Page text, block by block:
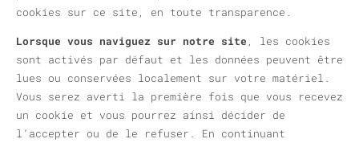
cookies sur ce site, en toute transparence.
Lorsque vous naviguez sur notre site, les cookies
sont activés par défaut et les données peuvent être
lues ou conservées localement sur votre matériel.
Vous serez averti la première fois que vous recevez
un cookie et vous pourrez ainsi décider de
l’accepter ou de le refuser. En continuant